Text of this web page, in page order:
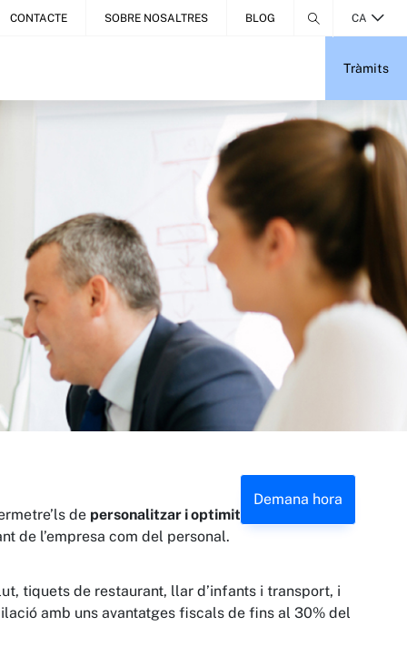
Tràmits
CONTACTE SOBRE NOSALTRES BLOG CA
Demana hora
de personalitzar i optimitzar fiscalment el
de l’empresa com del personal.
tiquets de restaurant, llar d’infants i transport, i
amb uns avantatges fiscals de fins al 30% del